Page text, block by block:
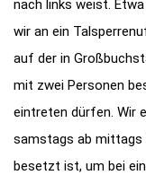
nach links weist.
wir an ein
auf der in
mit zwei Personen
eintreten dürfen. Wir
samstags ab mittags
besetzt ist, um bei